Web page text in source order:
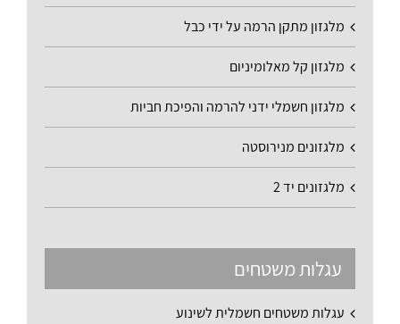
מלגזון מתקן הרמה על ידי כבל
מלגזון קל מאלומיניום
מלגזון חשמלי ידני להרמה והפיכת חביות
מלגזונים מנירוסטה
מלגזונים יד 2
עגלות משטחים
עגלות משטחים חשמלית לשינוע